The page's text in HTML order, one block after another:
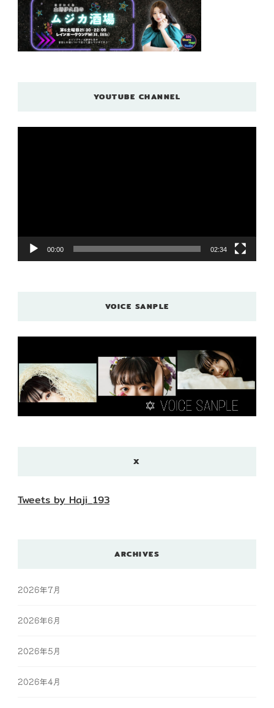
YOUTUBE CHANNEL
ー
00:00 02:34
VOICE SANPLE
X
Tweets by Haji_193
ARCHIVES
2026年7月
2026年6月
2026年5月
2026年4月